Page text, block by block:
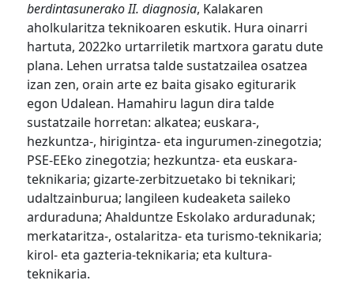
berdintasunerako II. diagnosia, Kalakaren
aholkularitza teknikoaren eskutik. Hura oinarri
hartuta, 2022ko urtarriletik martxora garatu dute
plana. Lehen urratsa talde sustatzailea osatzea
izan zen, orain arte ez baita gisako egiturarik
egon Udalean. Hamahiru lagun dira talde
sustatzaile horretan: alkatea; euskara-,
hezkuntza-, hirigintza- eta ingurumen-zinegotzia;
PSE-EEko zinegotzia; hezkuntza- eta euskara-
teknikaria; gizarte-zerbitzuetako bi teknikari;
udaltzainburua; langileen kudeaketa saileko
arduraduna; Ahalduntze Eskolako arduradunak;
merkataritza-, ostalaritza- eta turismo-teknikaria;
kirol- eta gazteria-teknikaria; eta kultura-
teknikaria.